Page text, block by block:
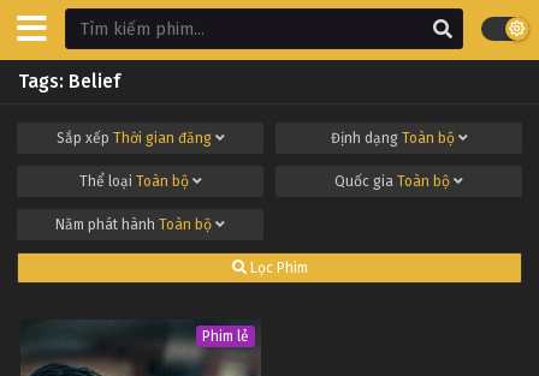
Tags: Belief
Sắp xếp Thời gian đăng Định dạng Toàn bộ
Thể loại Toàn bộ Quốc gia Toàn bộ
Năm phát hành Toàn bộ
Lọc Phim
Phim lẻ